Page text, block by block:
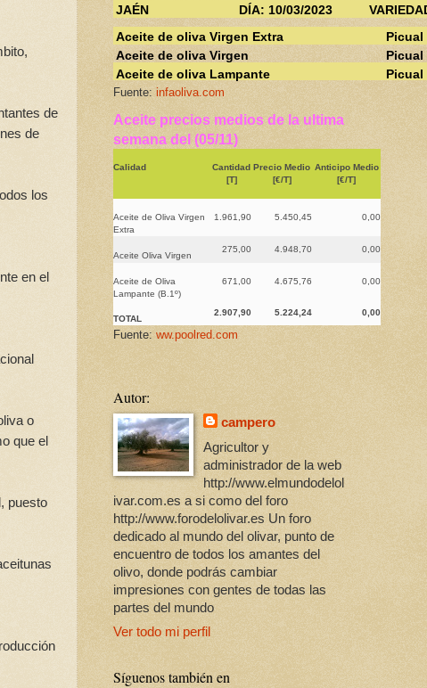
de
de
los
en el
o
que el
puesto
JAÉN
DÍA: 10/03/2023
Aceite de oliva Virgen Extra
Picual
Aceite de oliva Virgen
Picual
Aceite de oliva Lampante
Picual
Fuente: infaoliva.com
Aceite precios medios de la ultima
semana del (05/11)
Calidad
Cantidad
[T]
Precio Medio
[€/T]
Anticipo Medio
[€/T]
Aceite de Oliva Virgen
Extra
1.961,90 5.450,45 0,00
Aceite Oliva Virgen
275,00 4.948,70 0,00
Aceite de Oliva
Lampante (B.1º)
671,00 4.675,76 0,00
TOTAL
2.907,90 5.224,24 0,00
Fuente: ww.poolred.com
Autor:
campero
Agricultor y
administrador de la web
http://www.elmundodelol
ivar.com.es a si como del foro
http://www.forodelolivar.es Un foro
dedicado al mundo del olivar, punto de
encuentro de todos los amantes del
olivo, donde podrás cambiar
impresiones con gentes de todas las
partes del mundo
Ver todo mi perfil
Síguenos también en